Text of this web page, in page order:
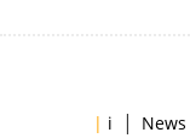
| i | News